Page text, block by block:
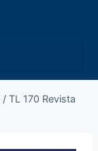
/ TL 170 Revista